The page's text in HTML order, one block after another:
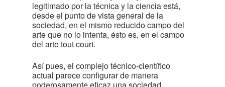
legitimado por la técnica y la ciencia está,
desde el punto de vista general de la
sociedad, en el mismo reducido campo del
arte que no lo intenta, ésto es, en el campo
del arte tout court.
Así pues, el complejo técnico-científico
actual parece configurar de manera